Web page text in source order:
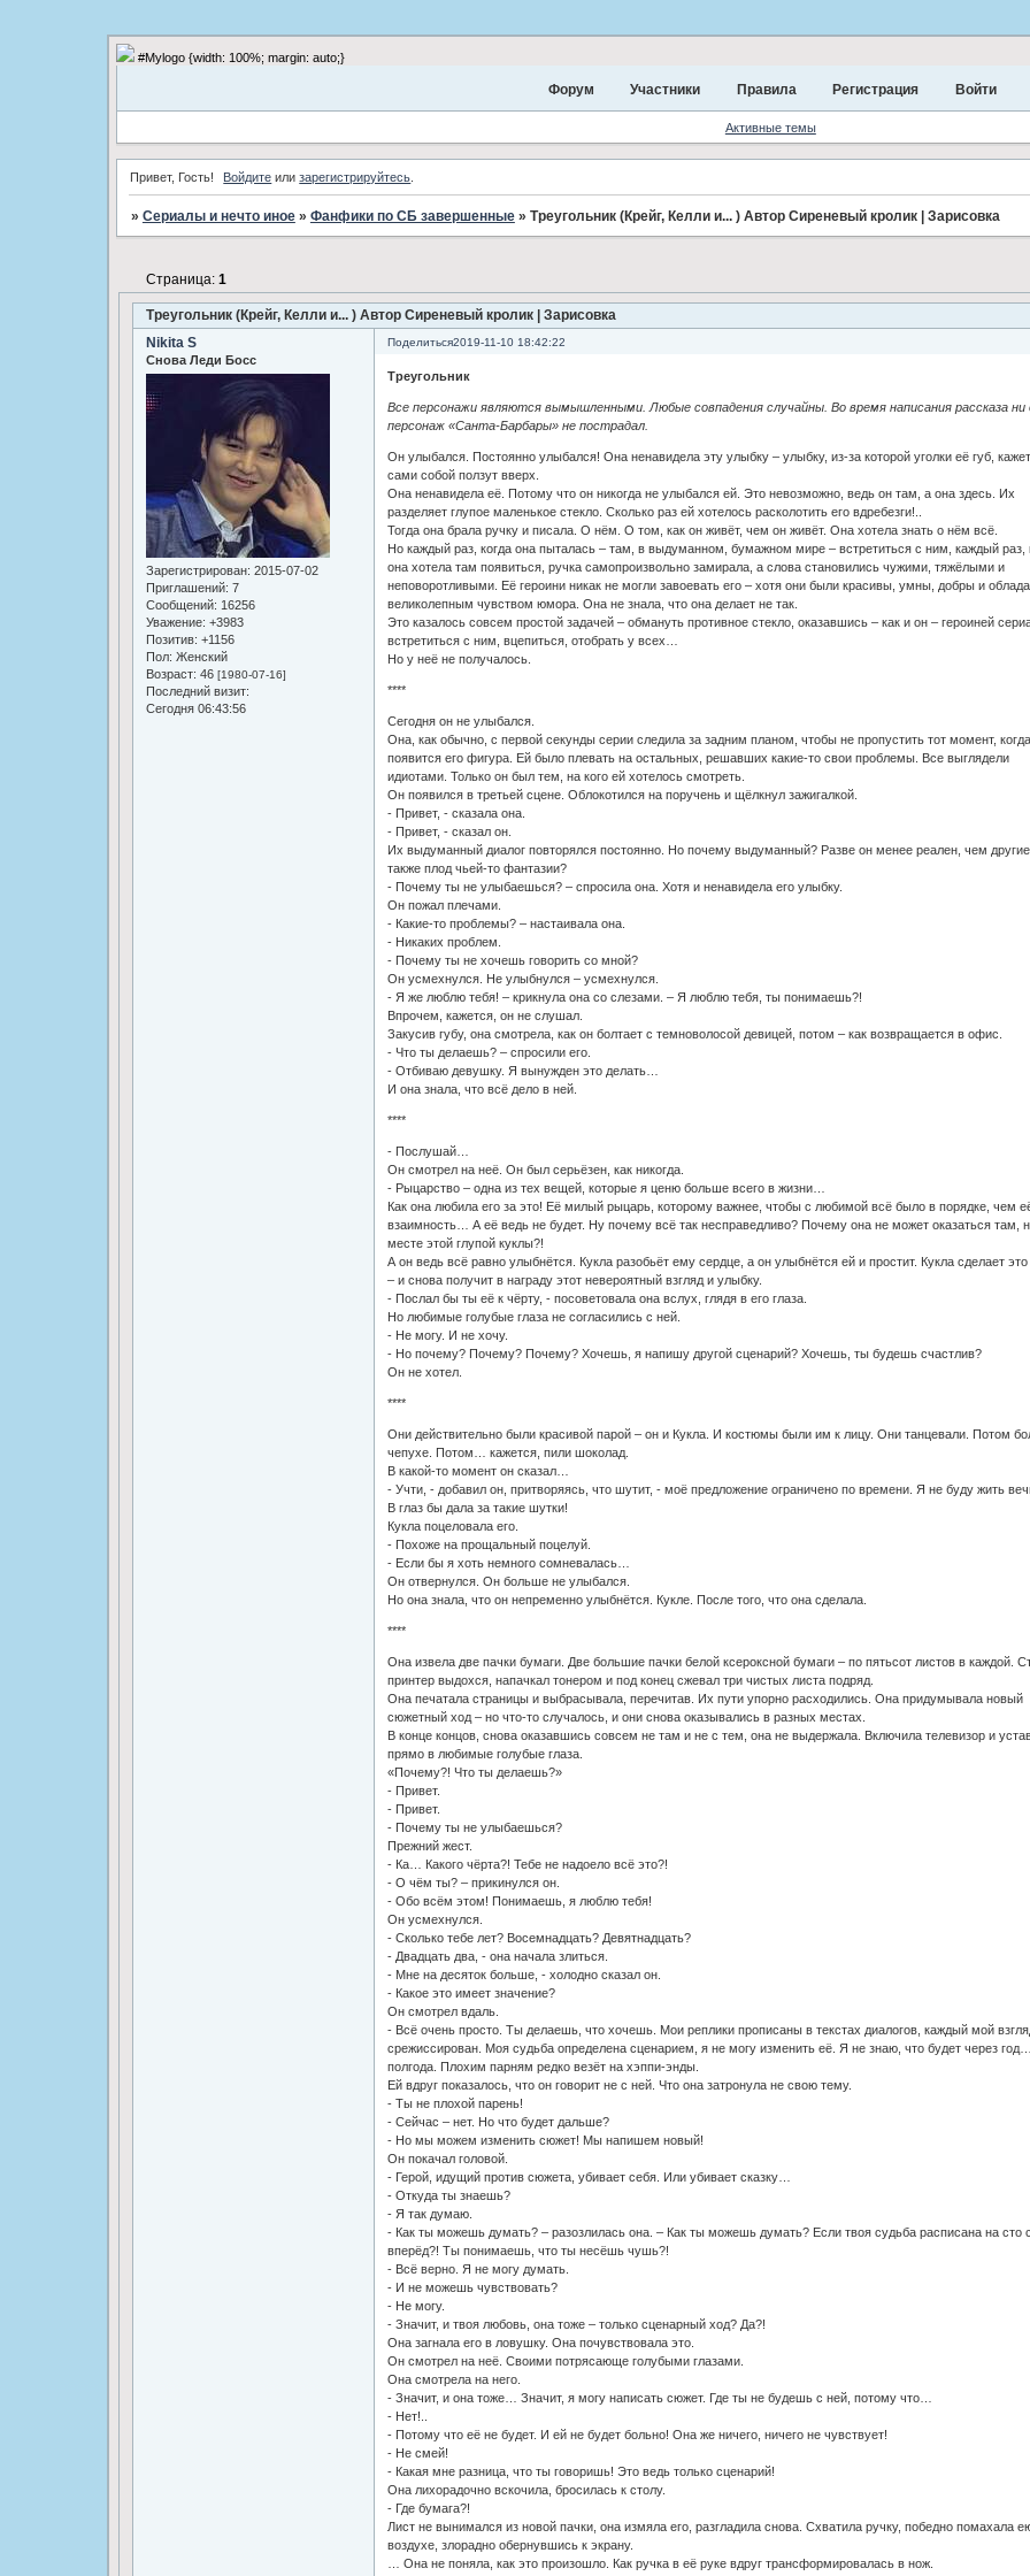
#Mylogo {width: 100%; margin: auto;}
Форум Участники Правила Регистрация Войти
Активные темы
Привет, Гость! Войдите илизарегистрируйтесь
» Сериалы и нечто иное » Фанфики по СБ завершенные » Треугольник (Крейг, Келли и... ) Автор Сиреневый кролик | Зарисовка
Треугольник (Крейг, Келли и... ) Автор Сиреневый кролик | Зарисовка
Страница: 1
Поделиться2019-11-10 18:42:22
Nikita S
Снова Леди Босс
Зарегистрирован: 2015-07-02
Приглашений: 7
Сообщений: 16256
Уважение: +3983
Позитив: +1156
Пол: Женский
Возраст: 46 [1980-07-16]
Последний визит:
Сегодня 06:43:56
Треугольник
Все персонажи являются вымышленными. Любые совпадения случайны. Во время написания рассказа ни
персонаж «Санта-Барбары» не пострадал.
Он улыбался. Постоянно улыбался! Она ненавидела эту улыбку – улыбку, из-за которой уголки её губ,
сами собой ползут вверх.
Она ненавидела её. Потому что он никогда не улыбался ей. Это невозможно, ведь он там, а она здесь. Их
разделяет глупое маленькое стекло. Сколько раз ей хотелось расколотить его вдребезги!..
Тогда она брала ручку и писала. О нём. О том, как он живёт, чем он живёт. Она хотела знать о нём всё.
Но каждый раз, когда она пыталась – там, в выдуманном, бумажном мире – встретиться с ним, каждый раз,
она хотела там появиться, ручка самопроизвольно замирала, а слова становились чужими, тяжёлыми и
неповоротливыми. Её героини никак не могли завоевать его – хотя они были красивы, умны, добры и
великолепным чувством юмора. Она не знала, что она делает не так.
Это казалось совсем простой задачей – обмануть противное стекло, оказавшись – как и он – героиней
встретиться с ним, вцепиться, отобрать у всех…
Но у неё не получалось.
****
Сегодня он не улыбался.
Она, как обычно, с первой секунды серии следила за задним планом, чтобы не пропустить тот момент,
появится его фигура. Ей было плевать на остальных, решавших какие-то свои проблемы. Все выглядели
идиотами. Только он был тем, на кого ей хотелось смотреть.
Он появился в третьей сцене. Облокотился на поручень и щёлкнул зажигалкой.
- Привет, - сказала она.
- Привет, - сказал он.
Их выдуманный диалог повторялся постоянно. Но почему выдуманный? Разве он менее реален, чем
также плод чьей-то фантазии?
- Почему ты не улыбаешься? – спросила она. Хотя и ненавидела его улыбку.
Он пожал плечами.
- Какие-то проблемы? – настаивала она.
- Никаких проблем.
- Почему ты не хочешь говорить со мной?
Он усмехнулся. Не улыбнулся – усмехнулся.
- Я же люблю тебя! – крикнула она со слезами. – Я люблю тебя, ты понимаешь?!
Впрочем, кажется, он не слушал.
Закусив губу, она смотрела, как он болтает с темноволосой девицей, потом – как возвращается в офис.
- Что ты делаешь? – спросили его.
- Отбиваю девушку. Я вынужден это делать…
И она знала, что всё дело в ней.
****
- Послушай…
Он смотрел на неё. Он был серьёзен, как никогда.
- Рыцарство – одна из тех вещей, которые я ценю больше всего в жизни…
Как она любила его за это! Её милый рыцарь, которому важнее, чтобы с любимой всё было в порядке, чем
взаимность… А её ведь не будет. Ну почему всё так несправедливо? Почему она не может оказаться там,
месте этой глупой куклы?!
А он ведь всё равно улыбнётся. Кукла разобьёт ему сердце, а он улыбнётся ей и простит. Кукла сделает
– и снова получит в награду этот невероятный взгляд и улыбку.
- Послал бы ты её к чёрту, - посоветовала она вслух, глядя в его глаза.
Но любимые голубые глаза не согласились с ней.
- Не могу. И не хочу.
- Но почему? Почему? Почему? Хочешь, я напишу другой сценарий? Хочешь, ты будешь счастлив?
Он не хотел.
****
Они действительно были красивой парой – он и Кукла. И костюмы были им к лицу. Они танцевали. Потом
чепухе. Потом… кажется, пили шоколад.
В какой-то момент он сказал…
- Учти, - добавил он, притворяясь, что шутит, - моё предложение ограничено по времени. Я не буду жить
В глаз бы дала за такие шутки!
Кукла поцеловала его.
- Похоже на прощальный поцелуй.
- Если бы я хоть немного сомневалась…
Он отвернулся. Он больше не улыбался.
Но она знала, что он непременно улыбнётся. Кукле. После того, что она сделала.
****
Она извела две пачки бумаги. Две большие пачки белой ксероксной бумаги – по пятьсот листов в каждой.
принтер выдохся, напачкал тонером и под конец сжевал три чистых листа подряд.
Она печатала страницы и выбрасывала, перечитав. Их пути упорно расходились. Она придумывала новый
сюжетный ход – но что-то случалось, и они снова оказывались в разных местах.
В конце концов, снова оказавшись совсем не там и не с тем, она не выдержала. Включила телевизор и
прямо в любимые голубые глаза.
«Почему?! Что ты делаешь?»
- Привет.
- Привет.
- Почему ты не улыбаешься?
Прежний жест.
- Ка… Какого чёрта?! Тебе не надоело всё это?!
- О чём ты? – прикинулся он.
- Обо всём этом! Понимаешь, я люблю тебя!
Он усмехнулся.
- Сколько тебе лет? Восемнадцать? Девятнадцать?
- Двадцать два, - она начала злиться.
- Мне на десяток больше, - холодно сказал он.
- Какое это имеет значение?
Он смотрел вдаль.
- Всё очень просто. Ты делаешь, что хочешь. Мои реплики прописаны в текстах диалогов, каждый мой
срежиссирован. Моя судьба определена сценарием, я не могу изменить её. Я не знаю, что будет через
полгода. Плохим парням редко везёт на хэппи-энды.
Ей вдруг показалось, что он говорит не с ней. Что она затронула не свою тему.
- Ты не плохой парень!
- Сейчас – нет. Но что будет дальше?
- Но мы можем изменить сюжет! Мы напишем новый!
Он покачал головой.
- Герой, идущий против сюжета, убивает себя. Или убивает сказку…
- Откуда ты знаешь?
- Я так думаю.
- Как ты можешь думать? – разозлилась она. – Как ты можешь думать? Если твоя судьба расписана на сто
вперёд?! Ты понимаешь, что ты несёшь чушь?!
- Всё верно. Я не могу думать.
- И не можешь чувствовать?
- Не могу.
- Значит, и твоя любовь, она тоже – только сценарный ход? Да?!
Она загнала его в ловушку. Она почувствовала это.
Он смотрел на неё. Своими потрясающе голубыми глазами.
Она смотрела на него.
- Значит, и она тоже… Значит, я могу написать сюжет. Где ты не будешь с ней, потому что…
- Нет!..
- Потому что её не будет. И ей не будет больно! Она же ничего, ничего не чувствует!
- Не смей!
- Какая мне разница, что ты говоришь! Это ведь только сценарий!
Она лихорадочно вскочила, бросилась к столу.
- Где бумага?!
Лист не вынимался из новой пачки, она измяла его, разгладила снова. Схватила ручку, победно помахала
воздухе, злорадно обернувшись к экрану.
… Она не поняла, как это произошло. Как ручка в её руке вдруг трансформировалась в нож.